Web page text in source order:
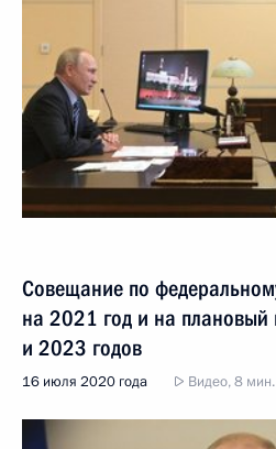
Совещание по
на 2021 год и на
и 2023 годов
16 июля 2020 года Видео, 8 мин.